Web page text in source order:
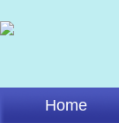
Home